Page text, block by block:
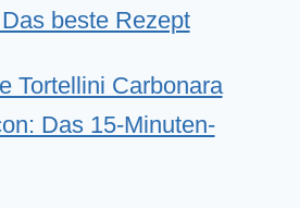
beste Rezept
Tortellini Carbonara
Das 15-Minuten-